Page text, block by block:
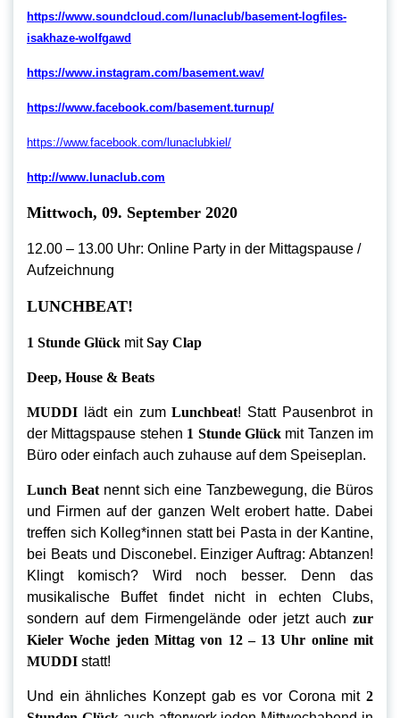
https://www.soundcloud.com/lunaclub/basement-logfiles-
isakhaze-wolfgawd
https://www.instagram.com/basement.wav/
https://www.facebook.com/basement.turnup/
https://www.facebook.com/lunaclubkiel/
http://www.lunaclub.com
Mittwoch, 09. September 2020
12.00 – 13.00 Uhr: Online Party in der Mittagspause /
Aufzeichnung
LUNCHBEAT!
1 Stunde Glück mitSay Clap
Deep, House & Beats
MUDDI lädt ein zumLunchbeat! Statt Pausenbrot in
der Mittagspause stehen 1 Stunde Glückmit Tanzen im
Büro oder einfach auch zuhause auf dem Speiseplan.
Lunch Beat nennt sich eine Tanzbewegung, die Büros
und Firmen auf der ganzen Welt erobert hatte. Dabei
treffen sich Kolleg*innen statt bei Pasta in der Kantine,
bei Beats und Disconebel. Einziger Auftrag: Abtanzen!
Klingt komisch? Wird noch besser. Denn das
musikalische Buffet findet nicht in echten Clubs,
sondern auf dem Firmengelände oder jetzt auch zur
Kieler Woche jeden Mittag von 12 – 13 Uhr online mit
MUDDI statt!
Und ein ähnliches Konzept gab es vor Corona mit 2